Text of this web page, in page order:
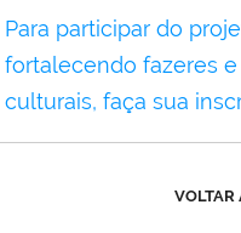
Para participar do
fortalecendo fazeres
culturais, faça sua
VOLTAR